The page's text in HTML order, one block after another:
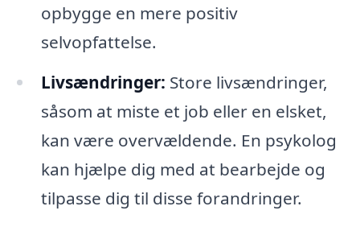
opbygge en mere positiv
selvopfattelse.
Livsændringer: Store livsændringer,
såsom at miste et job eller en elsket,
kan være overvældende. En psykolog
kan hjælpe dig med at bearbejde og
tilpasse dig til disse forandringer.